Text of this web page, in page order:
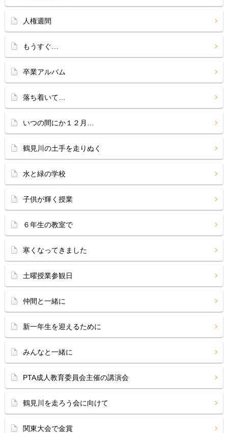
人権週間
もうすぐ…
卒業アルバム
落ち着いて…
いつの間にか１２月…
鶴見川の土手を走りぬく
水と緑の学校
子供が輝く授業
６年生の教室で
寒くなってきました
土曜授業参観日
仲間と一緒に
新一年生を迎えるために
みんなと一緒に
PTA成人教育委員会主催の講演会
鶴見川を走ろう会に向けて
関東大会で金賞